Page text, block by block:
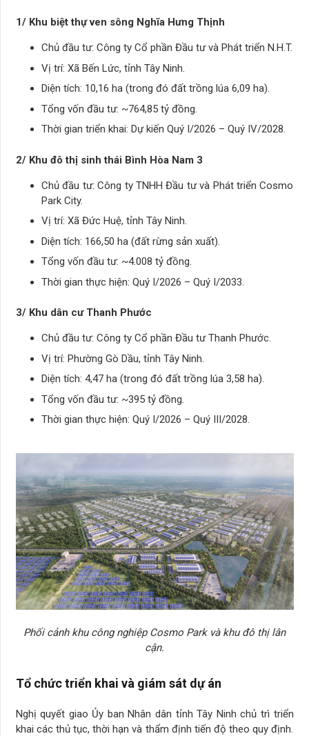
1/ Khu biệt thự ven sông Nghĩa Hưng Thịnh
Chủ đầu tư: Công ty Cổ phần Đầu tư và Phát triển N.H.T.
Vị trí: Xã Bến Lức, tỉnh Tây Ninh.
Diện tích: 10,16 ha (trong đó đất trồng lúa 6,09 ha).
Tổng vốn đầu tư: ~764,85 tỷ đồng.
Thời gian triển khai: Dự kiến Quý I/2026 – Quý IV/2028.
2/ Khu đô thị sinh thái Bình Hòa Nam 3
Chủ đầu tư: Công ty TNHH Đầu tư và Phát triển Cosmo
Park City.
Vị trí: Xã Đức Huệ, tỉnh Tây Ninh.
Diện tích: 166,50 ha (đất rừng sản xuất).
Tổng vốn đầu tư: ~4.008 tỷ đồng.
Thời gian thực hiện: Quý I/2026 – Quý I/2033.
3/ Khu dân cư Thanh Phước
Chủ đầu tư: Công ty Cổ phần Đầu tư Thanh Phước.
Vị trí: Phường Gò Dầu, tỉnh Tây Ninh.
Diện tích: 4,47 ha (trong đó đất trồng lúa 3,58 ha).
Tổng vốn đầu tư: ~395 tỷ đồng.
Thời gian thực hiện: Quý I/2026 – Quý III/2028.
Phối cảnh khu công nghiệp Cosmo Park và khu đô thị lân
cận.
Tổ chức triển khai và giám sát dự án
Nghị quyết giao Ủy ban Nhân dân tỉnh Tây Ninh chủ trì triển
khai các thủ tục, thời hạn và thẩm định tiến độ theo quy định.